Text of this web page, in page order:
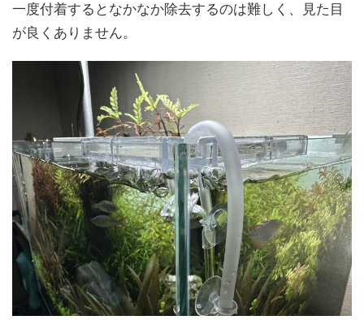
一度付着するとなかなか除去するのは難しく、見た目
が良くありません。